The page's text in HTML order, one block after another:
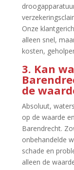
Onze
alleen snel,
kosten,
3.​ Kan
de
Absoluut,
op de waarde
Barendrecht.​
onbehandelde
schade en
alleen de